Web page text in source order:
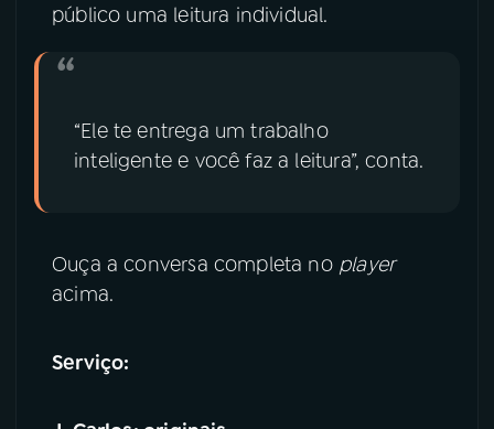
público uma leitura individual.
“Ele te entrega um trabalho
inteligente e você faz a leitura”, conta.
Ouça a conversa completa noplayer
acima.
Serviço: